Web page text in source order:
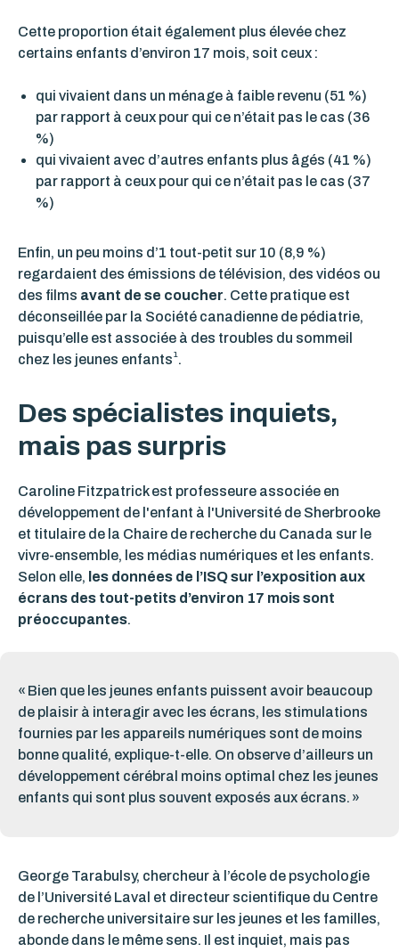
Cette proportion était également plus élevée chez
certains enfants d’environ 17 mois, soit ceux :
qui vivaient dans un ménage à faible revenu (51 %)
par rapport à ceux pour qui ce n’était pas le cas (36
%)
qui vivaient avec d’autres enfants plus âgés (41 %)
par rapport à ceux pour qui ce n’était pas le cas (37
%)
Enfin, un peu moins d’1 tout-petit sur 10 (8,9 %)
regardaient des émissions de télévision, des vidéos ou
des films avant de se coucher. Cette pratique est
déconseillée par la Société canadienne de pédiatrie,
puisqu’elle est associée à des troubles du sommeil
chez les jeunes enfants 1 .
Des spécialistes inquiets,
mais pas surpris
Caroline Fitzpatrick est professeure associée en
développement de l'enfant à l'Université de Sherbrooke
et titulaire de la Chaire de recherche du Canada sur le
vivre-ensemble, les médias numériques et les enfants.
Selon elle, les données de l’ISQ sur l’exposition aux
écrans des tout-petits d’environ 17 mois sont
préoccupantes.
« Bien que les jeunes enfants puissent avoir beaucoup
de plaisir à interagir avec les écrans, les stimulations
fournies par les appareils numériques sont de moins
bonne qualité, explique-t-elle. On observe d’ailleurs un
développement cérébral moins optimal chez les jeunes
enfants qui sont plus souvent exposés aux écrans. »
George Tarabulsy, chercheur à l’école de psychologie
de l’Université Laval et directeur scientifique du Centre
de recherche universitaire sur les jeunes et les familles,
abonde dans le même sens. Il est inquiet, mais pas